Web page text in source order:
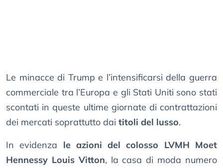
Le minacce di Trump e l’intensificarsi della guerra
commerciale tra l’Europa e gli Stati Uniti sono stati
scontati in queste ultime giornate di contrattazioni
dei mercati soprattutto dai titoli del lusso.
In evidenza le azioni del colosso LVMH Moet
Hennessy Louis Vitton, la casa di moda numero